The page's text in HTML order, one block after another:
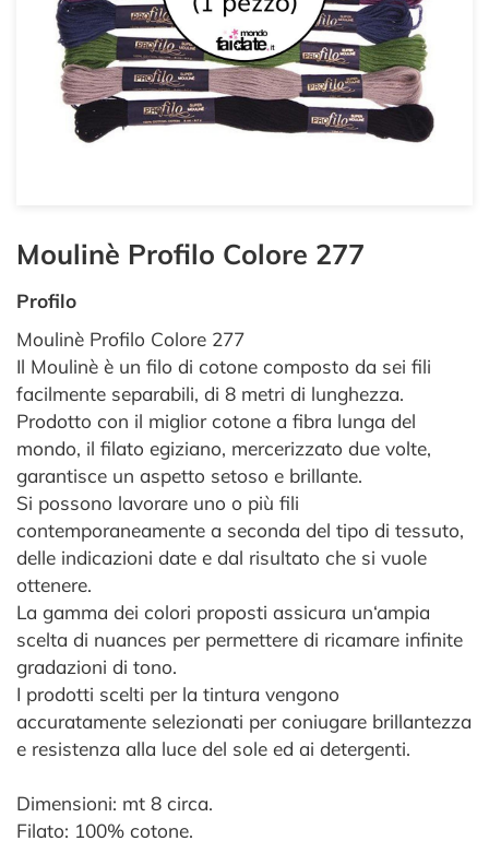
Moulinè Profilo Colore 277
Profilo
Moulinè Profilo Colore 277
Il Moulinè è un filo di cotone composto da sei fili
facilmente separabili, di 8 metri di lunghezza.
Prodotto con il miglior cotone a fibra lunga del
mondo, il filato egiziano, mercerizzato due volte,
garantisce un aspetto setoso e brillante.
Si possono lavorare uno o più fili
contemporaneamente a seconda del tipo di tessuto,
delle indicazioni date e dal risultato che si vuole
ottenere.
La gamma dei colori proposti assicura un‘ampia
scelta di nuances per permettere di ricamare infinite
gradazioni di tono.
I prodotti scelti per la tintura vengono
accuratamente selezionati per coniugare brillantezza
e resistenza alla luce del sole ed ai detergenti.
Dimensioni: mt 8 circa.
Filato: 100% cotone.